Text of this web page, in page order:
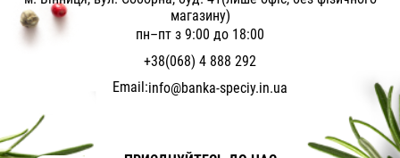
магазину)
пн–пт з 9:00 до 18:00
+38(068) 4 888 292
Email:info@banka-speciy.in.ua